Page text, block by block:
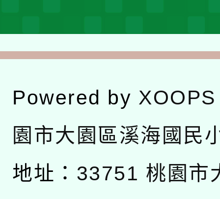
Powered by XOOPS
園市大園區溪海國民
地址： 33751 桃園市